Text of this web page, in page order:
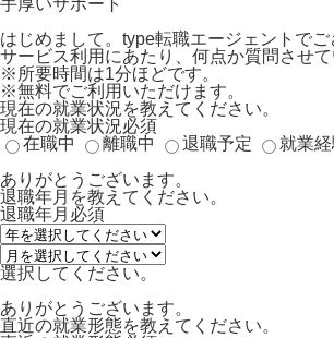
手厚いサポート
はじめまして。type転職エージェントでご
サービス利用にあたり、何点か質問させて
※所要時間は1分ほどです。
※無料でご利用いただけます。
現在の就業状況を教えてください。
現在の就業状況必須
在職中
離職中 退職予定 就業
ありがとうございます。
退職年月を教えてください。
退職年月 必須
選択してください。
ありがとうございます。
直近の就業形態を教えてください。